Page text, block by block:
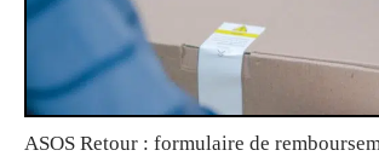
ASOS Retour : formulaire de